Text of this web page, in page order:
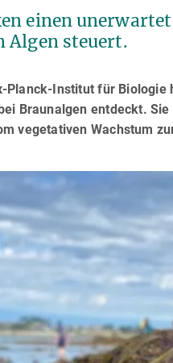
einen
Algen steuert.
Planck-Institut für
Braunalgen entdeckt.
vegetativen Wachstum